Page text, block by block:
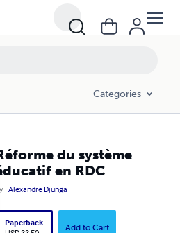
Categories
du système
en RDC
Alexandre Djunga
Paperback
Add to Cart
RDC